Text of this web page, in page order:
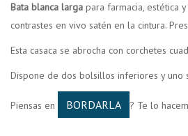
Bata blanca larga para farmacia, estética
contrastes en vivo satén en la cintura.
Esta casaca se abrocha con corchetes
Dispone de dos bolsillos inferiores y uno
Piensas en BORDARLA ? Te lo